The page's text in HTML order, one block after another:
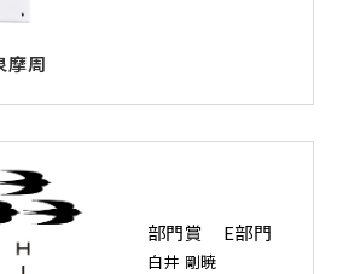
摩周
部門賞 E部門
白井 剛暁